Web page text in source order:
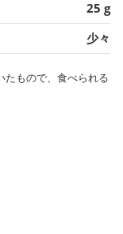
25 g
少々
たもので、食べられる